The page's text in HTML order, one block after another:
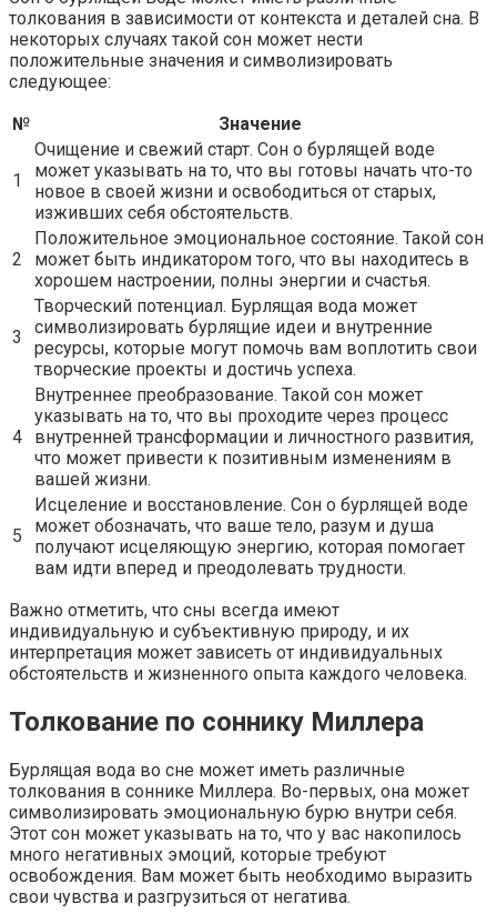
толкования в зависимости от контекста и деталей сна. В
некоторых случаях такой сон может нести
положительные значения и символизировать
следующее:
№
Значение
1
Очищение и свежий старт. Сон о бурлящей воде
может указывать на то, что вы готовы начать что-то
новое в своей жизни и освободиться от старых,
изживших себя обстоятельств.
2
Положительное эмоциональное состояние. Такой сон
может быть индикатором того, что вы находитесь в
хорошем настроении, полны энергии и счастья.
3
Творческий потенциал. Бурлящая вода может
символизировать бурлящие идеи и внутренние
ресурсы, которые могут помочь вам воплотить свои
творческие проекты и достичь успеха.
4
Внутреннее преобразование. Такой сон может
указывать на то, что вы проходите через процесс
внутренней трансформации и личностного развития,
что может привести к позитивным изменениям в
вашей жизни.
5
Исцеление и восстановление. Сон о бурлящей воде
может обозначать, что ваше тело, разум и душа
получают исцеляющую энергию, которая помогает
вам идти вперед и преодолевать трудности.
Важно отметить, что сны всегда имеют
индивидуальную и субъективную природу, и их
интерпретация может зависеть от индивидуальных
обстоятельств и жизненного опыта каждого человека.
Толкование по соннику Миллера
Бурлящая вода во сне может иметь различные
толкования в соннике Миллера. Во-первых, она может
символизировать эмоциональную бурю внутри себя.
Этот сон может указывать на то, что у вас накопилось
много негативных эмоций, которые требуют
освобождения. Вам может быть необходимо выразить
свои чувства и разгрузиться от негатива.